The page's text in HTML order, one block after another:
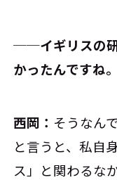
──イギリスの
かったんですね。
西岡： そうなん
と言うと、私自
ス」と関わるな